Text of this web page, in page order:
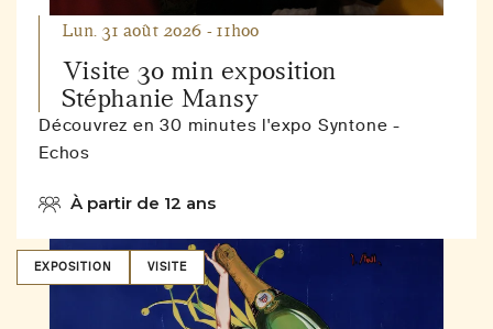
Visite 30 min exposition
Stéphanie Mansy
Lun. 31 août 2026 - 11h00
Découvrez en 30 minutes l'expo Syntone -
Echos
À partir de 12 ans
EXPOSITION VISITE